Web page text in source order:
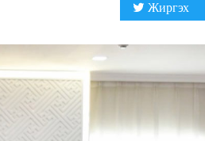
Жиргэх